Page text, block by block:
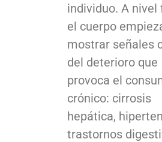
individuo. A nivel
el cuerpo
mostrar señales
del deterioro que
provoca el
crónico: cirrosis
hepática,
trastornos